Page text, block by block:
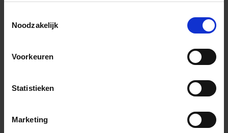
Noodzakelijk
Voorkeuren
Statistieken
Marketing
Algemene informatie